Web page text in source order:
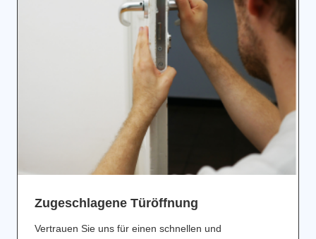
Zugeschlagene Türöffnung
Vertrauen Sie uns für einen schnellen und